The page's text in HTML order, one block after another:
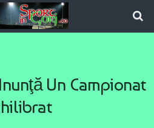
Un Campionat